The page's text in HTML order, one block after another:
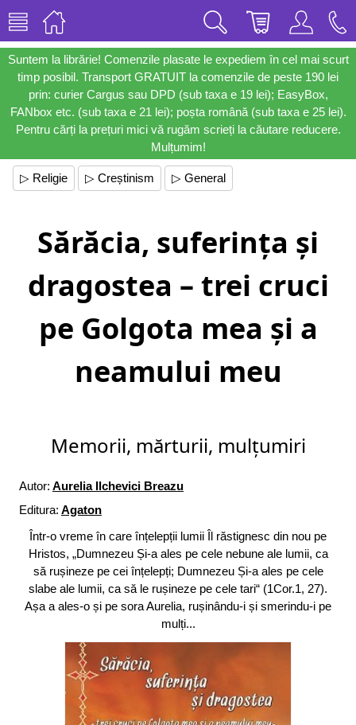
Suntem la librărie! Comenzile plasate le expediem în cel mai scurt
timp posibil. Transport GRATUIT la comenzile de peste 190 lei
prin: curier Cargus sau DPD (sub taxa e 19 lei); EasyBox,
FANbox etc. (sub taxa e 21 lei); poșta română (sub taxa e 25 lei).
Pentru cărți la prețuri mici vă rugăm scrieți la căutare reducere.
Mulțumim!
▷ Religie ▷ Creștinism ▷ General
Sărăcia, suferința și
dragostea – trei cruci
pe Golgota mea și a
neamului meu
Memorii, mărturii, mulțumiri
Autor: Aurelia Ilchevici Breazu
Editura: Agaton
Într-o vreme în care înțelepții lumii Îl răstignesc din nou pe
Hristos, „Dumnezeu Și-a ales pe cele nebune ale lumii, ca
să rușineze pe cei înțelepți; Dumnezeu Și-a ales pe cele
slabe ale lumii, ca să le rușineze pe cele tari“ (1Cor.1, 27).
Așa a ales-o și pe sora Aurelia, rușinându-i și smerindu-i pe
mulți...